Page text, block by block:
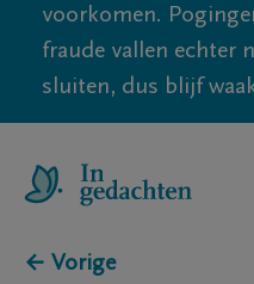
voorkomen.
fraude vallen echter
sluiten, dus blijf
← Vorige